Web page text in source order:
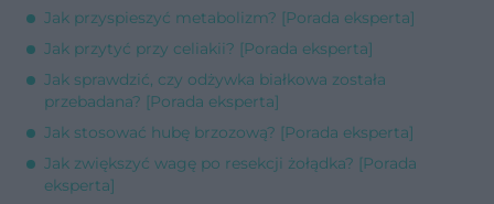
Jak przyspieszyć metabolizm? [Porada eksperta]
Jak przytyć przy celiakii? [Porada eksperta]
Jak sprawdzić, czy odżywka białkowa została
przebadana? [Porada eksperta]
Jak stosować hubę brzozową? [Porada eksperta]
Jak zwiększyć wagę po resekcji żołądka? [Porada
eksperta]